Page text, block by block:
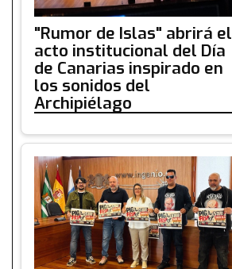
"Rumor de Islas" abrirá el
acto institucional del Día
de Canarias inspirado en
los sonidos del
Archipiélago